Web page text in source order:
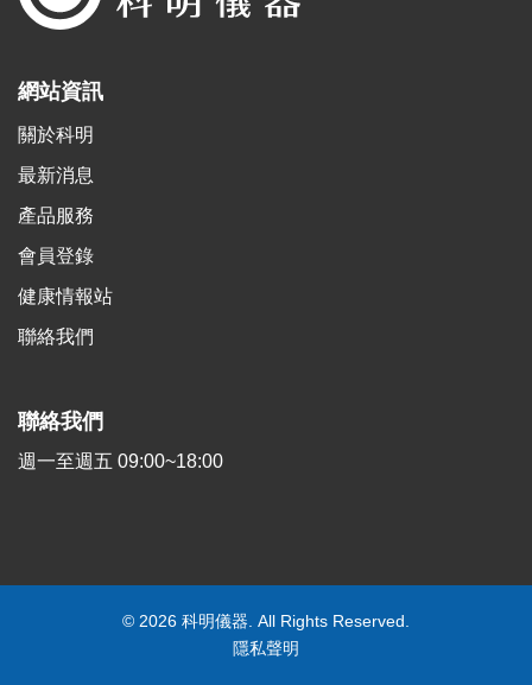
網站資訊
關於科明
最新消息
產品服務
會員登錄
健康情報站
聯絡我們
聯絡我們
週一至週五 09:00~18:00
© 2026 科明儀器. All Rights Reserved.
隱私聲明